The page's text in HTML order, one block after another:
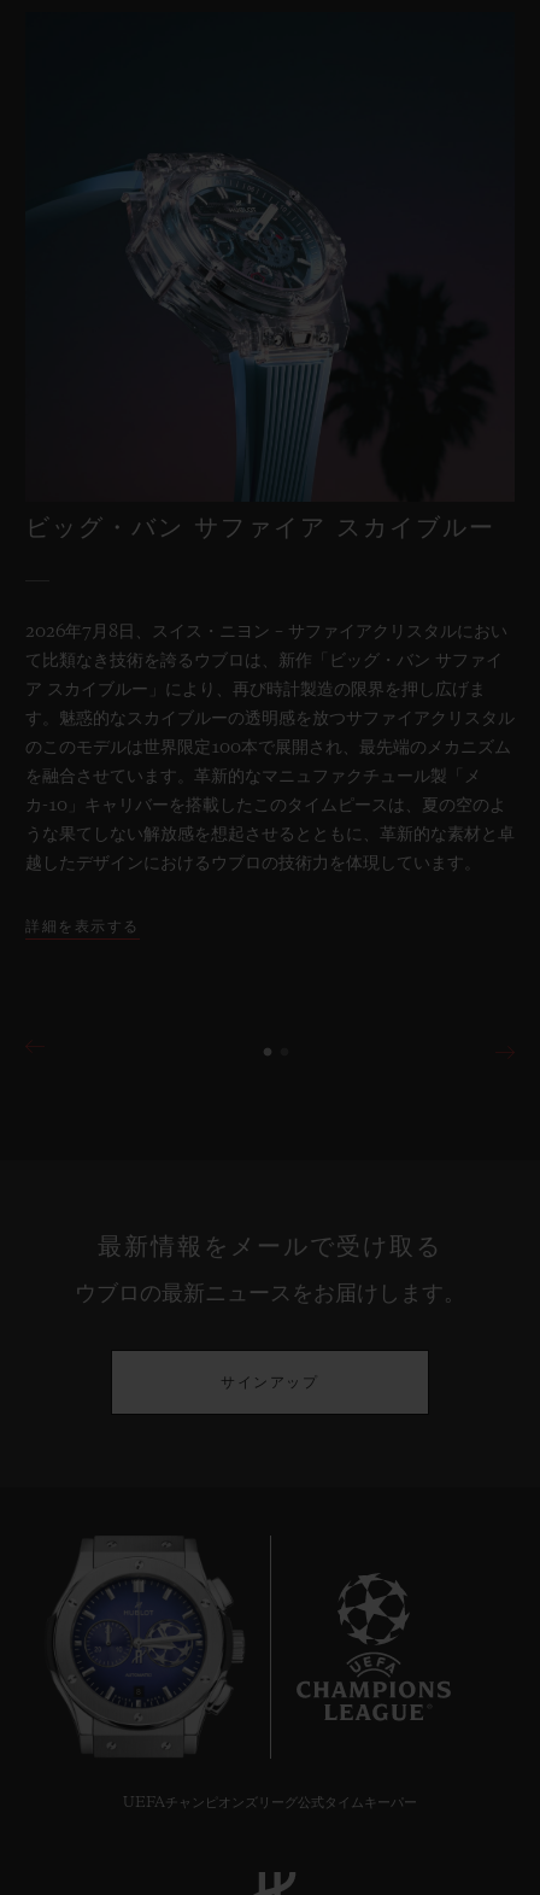
ビッグ・バン
リローデッド ブルーセラミッ
ク 44 MM
ビッグ・バン サファイア スカイブルー
2026年7月8日、スイス・ニヨン – サファイアクリスタルにおい
て比類なき技術を誇るウブロは、新作「ビッグ・バン サファイ
ア スカイブルー」により、再び時計製造の限界を押し広げま
す。魅惑的なスカイブルーの透明感を放つサファイアクリスタル
のこのモデルは世界限定100本で展開され、最先端のメカニズム
を融合させています。革新的なマニュファクチュール製「メ
カ-10」キャリバーを搭載したこのタイムピースは、夏の空のよ
うな果てしない解放感を想起させるとともに、革新的な素材と卓
越したデザインにおけるウブロの技術力を体現しています。
詳細を表示する
最新情報をメールで受け取る
ウブロの最新ニュースをお届けします。
サインアップ
UEFAチャンピオンズリーグ公式タイムキーパー